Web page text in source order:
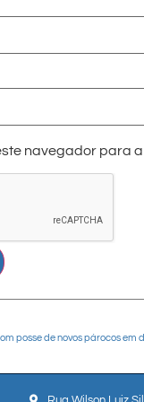
navegador para